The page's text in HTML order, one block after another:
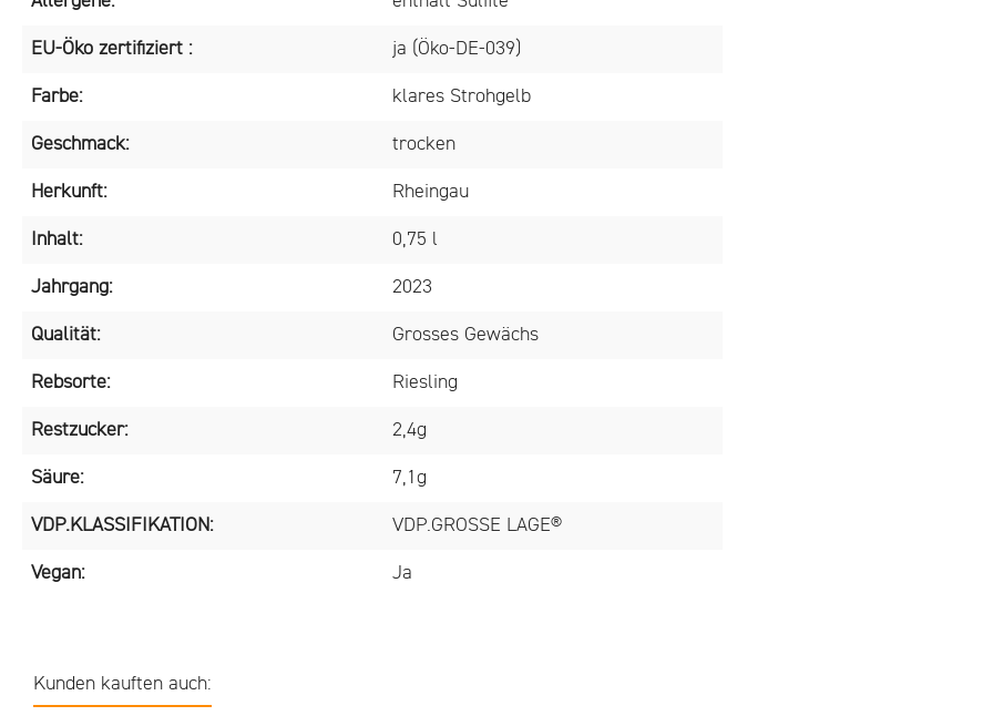
EU-Öko zertifiziert : ja (Öko-DE-039)
Farbe: klares Strohgelb
Geschmack: trocken
Herkunft: Rheingau
Inhalt: 0,75 l
Jahrgang: 2023
Qualität: Grosses Gewächs
Rebsorte: Riesling
Restzucker: 2,4g
Säure: 7,1g
VDP.KLASSIFIKATION: VDP.GROSSE LAGE®
Vegan: Ja
Kunden kauften auch: